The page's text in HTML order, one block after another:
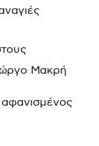
Μακρή